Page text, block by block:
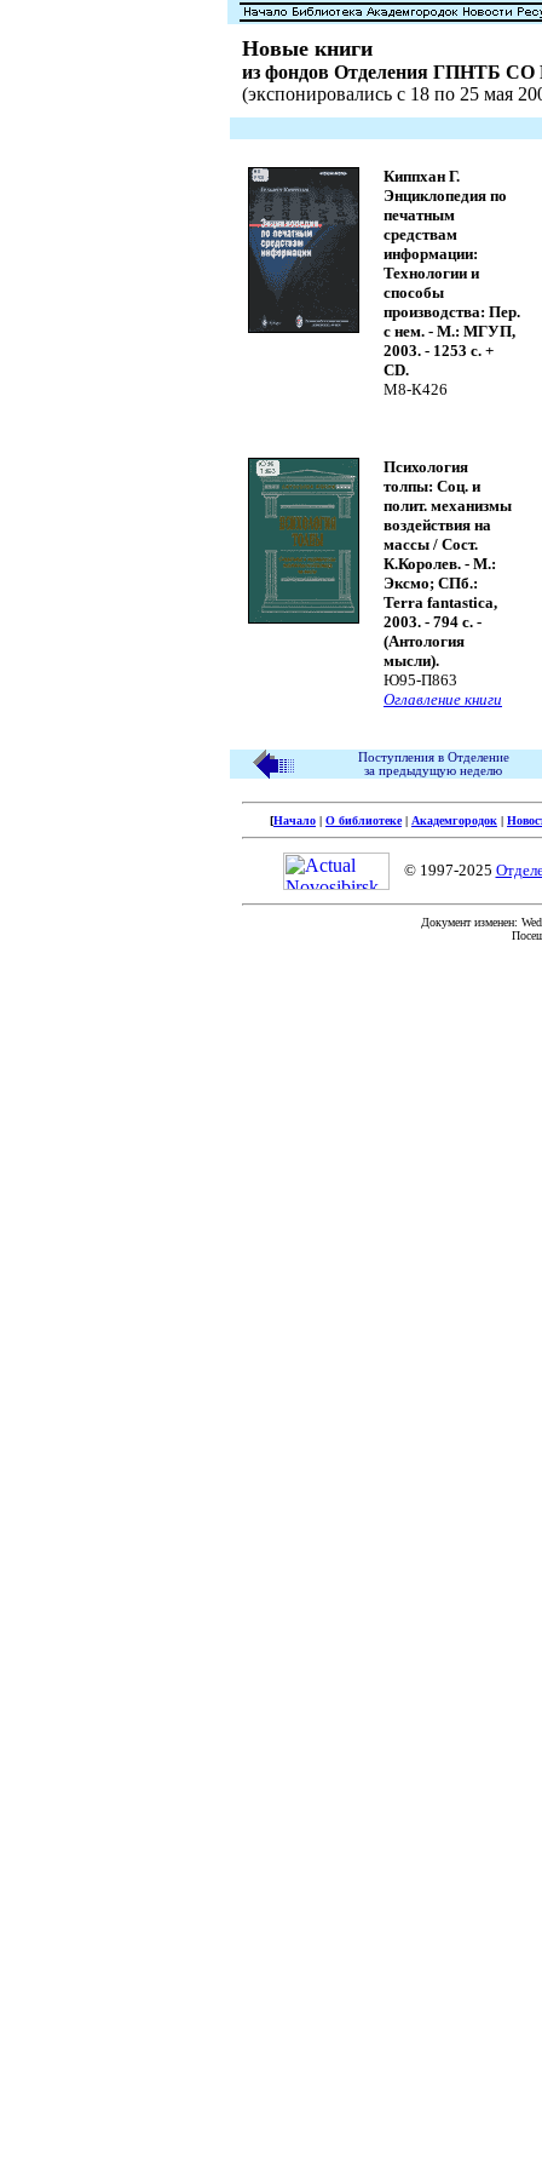
Новые книги
из фондов Отделения ГПНТБ
(экспонировались с 18 по 25 мая
Киппхан Г.
Энциклопедия по
печатным
средствам
информации:
Технологии и
способы
производства: Пер.
с нем. - М.: МГУП,
2003. - 1253 с. +
CD.
М8-К426
Психология
толпы: Соц. и
полит. механизмы
воздействия на
массы / Сост.
К.Королев. - М.:
Эксмо; СПб.:
Terra fantastica,
2003. - 794 с. -
(Антология
мысли).
Ю95-П863
Оглавление книги
Поступления в Отделение
за предыдущую неделю
[Начало | О библиотеке| Академгородок |
© 1997-2025
Документ изменен: